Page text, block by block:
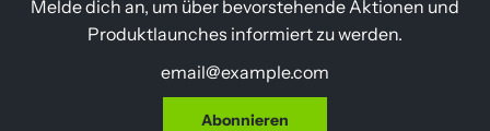
Melde dich an, um über bevorstehende Aktionen und
Produktlaunches informiert zu werden.
Abonnieren